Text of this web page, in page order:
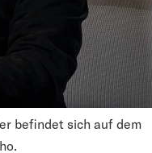
befindet sich auf dem